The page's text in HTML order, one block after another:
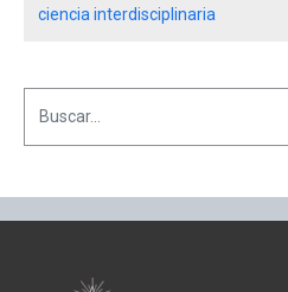
ciencia interdisciplinaria